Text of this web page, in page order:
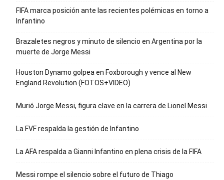
FIFA marca posición ante las recientes polémicas en torno a
Infantino
Brazaletes negros y minuto de silencio en Argentina por la
muerte de Jorge Messi
Houston Dynamo golpea en Foxborough y vence al New
England Revolution (FOTOS+VIDEO)
Murió Jorge Messi, figura clave en la carrera de Lionel Messi
La FVF respalda la gestión de Infantino
La AFA respalda a Gianni Infantino en plena crisis de la FIFA
Messi rompe el silencio sobre el futuro de Thiago